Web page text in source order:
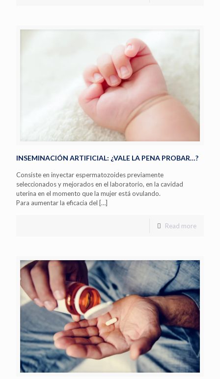
INSEMINACIÓN ARTIFICIAL: ¿VALE LA PENA PROBAR…?
Consiste en inyectar espermatozoides previamente
seleccionados y mejorados en el laboratorio, en la cavidad
uterina en el momento que la mujer está ovulando.
Para aumentar la eficacia del […]
Read more